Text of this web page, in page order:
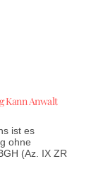
Kann Anwalt
ist es
ohne
(Az. IX ZR